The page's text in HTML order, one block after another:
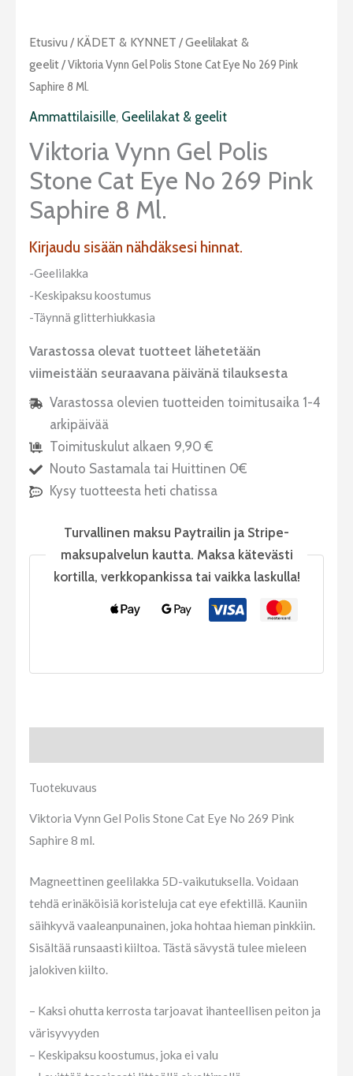
Etusivu / KÄDET & KYNNET /Geelilakat &
geelit/ Viktoria Vynn Gel Polis Stone Cat Eye No 269 Pink
Saphire 8 Ml.
Ammattilaisille, Geelilakat & geelit
Viktoria Vynn Gel Polis
Stone Cat Eye No 269 Pink
Saphire 8 Ml.
Kirjaudu sisään nähdäksesi hinnat.
-Geelilakka
-Keskipaksu koostumus
-Täynnä glitterhiukkasia
Varastossa olevat tuotteet lähetetään
viimeistään seuraavana päivänä tilauksesta
Varastossa olevien tuotteiden toimitusaika 1-4
arkipäivää
Toimituskulut alkaen 9,90 €
Nouto Sastamala tai Huittinen 0€
Kysy tuotteesta heti chatissa
Turvallinen maksu Paytrailin ja Stripe-
maksupalvelun kautta. Maksa kätevästi
kortilla, verkkopankissa tai vaikka laskulla!
Tuotekuvaus
Viktoria Vynn Gel Polis Stone Cat Eye No 269 Pink
Saphire 8 ml.
Magneettinen geelilakka 5D-vaikutuksella. Voidaan
tehdä erinäköisiä koristeluja cat eye efektillä. Kauniin
säihkyvä vaaleanpunainen, joka hohtaa hieman pinkkiin.
Sisältää runsaasti kiiltoa. Tästä sävystä tulee mieleen
jalokiven kiilto.
– Kaksi ohutta kerrosta tarjoavat ihanteellisen peiton ja
värisyvyyden
– Keskipaksu koostumus, joka ei valu